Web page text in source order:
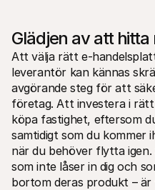
Glädjen av att
Att välja rätt e-
leverantör kan kännas
avgörande steg för att
företag. Att investera i
köpa fastighet, eftersom
samtidigt som du kommer
när du behöver flytta
som inte låser in dig och
bortom deras produkt – är